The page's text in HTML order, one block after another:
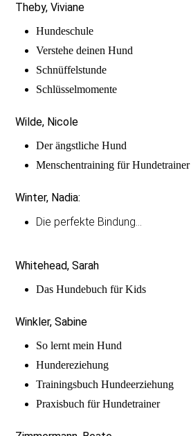
Theby, Viviane
Hundeschule
Verstehe deinen Hund
Schnüffelstunde
Schlüsselmomente
Wilde, Nicole
Der ängstliche Hund
Menschentraining für Hundetrainer
Winter, Nadia:
Die perfekte Bindung…
Whitehead, Sarah
Das Hundebuch für Kids
Winkler, Sabine
So lernt mein Hund
Hundereziehung
Trainingsbuch Hundeerziehung
Praxisbuch für Hundetrainer